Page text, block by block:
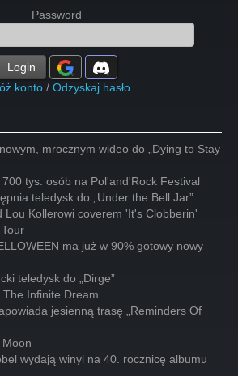
Password
Login
konto / Odzyskaj hasło
mrocznym wideo do „Dying to Stay
tys. osób na Pol'and'Rock Festival
teledysk do „Under the Bell Jar”
Lou Kollerowi coverem 'It's Clobberin'
ma już w 90% gotowy nowy
teledysk do „Dirge”
Infinite Dream
jesienną trasę „Reminders Of
wydają winyl na 40. rocznicę albumu